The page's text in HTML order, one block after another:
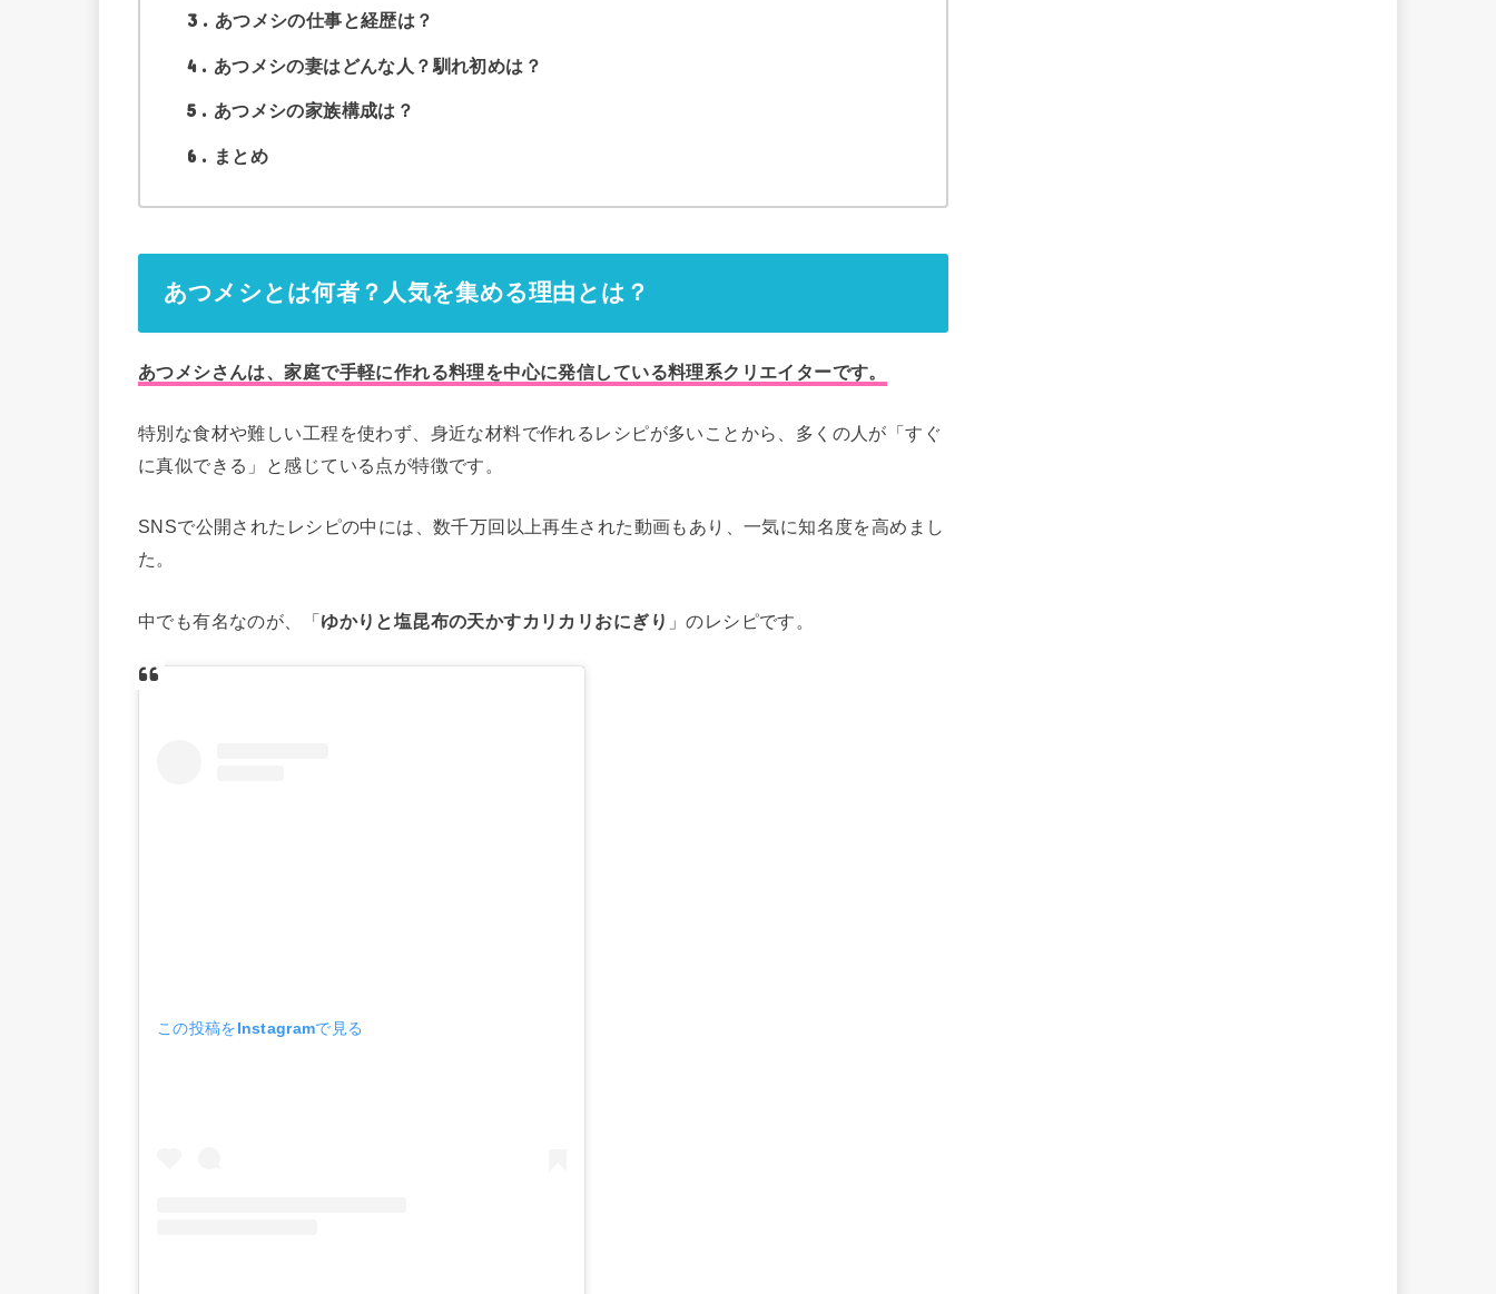
3 あつメシの仕事と経歴は？
4 あつメシの妻はどんな人？馴れ初めは？
5 あつメシの家族構成は？
6 まとめ
あつメシとは何者？人気を集める理由とは？
あつメシさんは、家庭で手軽に作れる料理を中心に発信している料理系クリエイターです。
特別な食材や難しい工程を使わず、身近な材料で作れるレシピが多いことから、多くの人が「すぐ
に真似できる」と感じている点が特徴です。
SNSで公開されたレシピの中には、数千万回以上再生された動画もあり、一気に知名度を高めまし
た。
中でも有名なのが、「ゆかりと塩昆布の天かすカリカリおにぎり 」のレシピです。
この投稿をInstagramで見る